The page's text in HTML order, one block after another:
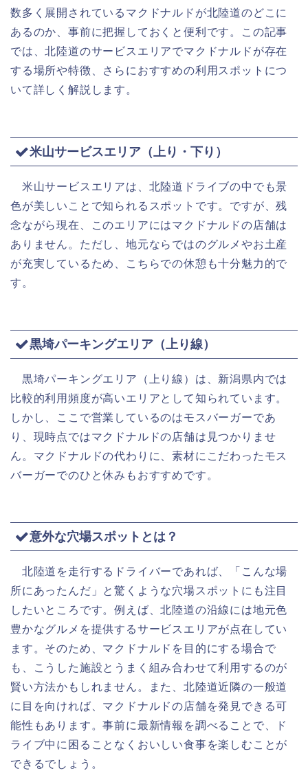
数多く展開されているマクドナルドが北陸道のどこに
あるのか、事前に把握しておくと便利です。この記事
では、北陸道のサービスエリアでマクドナルドが存在
する場所や特徴、さらにおすすめの利用スポットにつ
いて詳しく解説します。
米山サービスエリア（上り・下り）
米山サービスエリアは、北陸道ドライブの中でも景
色が美しいことで知られるスポットです。ですが、残
念ながら現在、このエリアにはマクドナルドの店舗は
ありません。ただし、地元ならではのグルメやお土産
が充実しているため、こちらでの休憩も十分魅力的で
す。
黒埼パーキングエリア（上り線）
黒埼パーキングエリア（上り線）は、新潟県内では
比較的利用頻度が高いエリアとして知られています。
しかし、ここで営業しているのはモスバーガーであ
り、現時点ではマクドナルドの店舗は見つかりませ
ん。マクドナルドの代わりに、素材にこだわったモス
バーガーでのひと休みもおすすめです。
意外な穴場スポットとは？
北陸道を走行するドライバーであれば、「こんな場
所にあったんだ」と驚くような穴場スポットにも注目
したいところです。例えば、北陸道の沿線には地元色
豊かなグルメを提供するサービスエリアが点在してい
ます。そのため、マクドナルドを目的にする場合で
も、こうした施設とうまく組み合わせて利用するのが
賢い方法かもしれません。また、北陸道近隣の一般道
に目を向ければ、マクドナルドの店舗を発見できる可
能性もあります。事前に最新情報を調べることで、ド
ライブ中に困ることなくおいしい食事を楽しむことが
できるでしょう。